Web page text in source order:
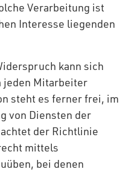
Verarbeitung ist
Interesse liegenden
kann sich
jeden Mitarbeiter
steht es ferner frei, im
von Diensten der
der Richtlinie
mittels
bei denen